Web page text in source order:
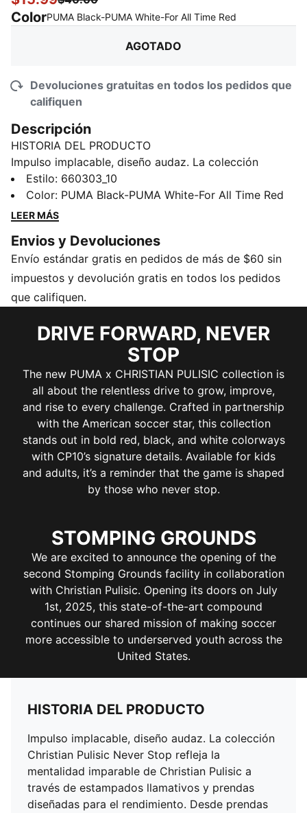
ColorPUMA Black-PUMA White-For All Time Red
AGOTADO
Devoluciones gratuitas en todos los pedidos que
califiquen
Descripción
HISTORIA DEL PRODUCTO
Impulso implacable, diseño audaz. La colección
Christian Pulisic Never Stop refleja la mentalidad
imparable de Christian Pulisic a través de estampados
llamativos y prendas diseñadas para el rendimiento.
de entrenamiento de alto rendimiento, cada pieza
combina estampados inspirados en el ADN con la
energía de un día de partido. Diseñada para moverse,
diseñada para superar límites. Al igual que Christian
Pulisic.
CARACTERÍSTICAS Y BENEFICIOS
dryCELL: Tecnología de alto rendimiento diseñada
para absorber la humedad del cuerpo y mantenerte
libre de sudor durante el ejercicio
Como parte del programa RE:FIBRE, esta prenda está
fabricada con al menos un 95 % de material reciclado
procedente de residuos textiles y otros materiales
usados.
DETALLES
Corte: Regular
Material principal: Tejido jacquard de doble vista
Bolsillos: Bolsillo lateral
Detalles de la marca conjunta Christian Pulisic y PUMA
Estilo: 660303_10
Color: PUMA Black-PUMA White-For All Time Red
LEER MÁS
Envios y Devoluciones
Envío estándar gratis en pedidos de más de $60 sin
impuestos y devolución gratis en todos los pedidos
que califiquen.
DRIVE FORWARD, NEVER
STOP
The new PUMA x CHRISTIAN PULISIC collection is
all about the relentless drive to grow, improve,
and rise to every challenge. Crafted in partnership
with the American soccer star, this collection
stands out in bold red, black, and white colorways
with CP10’s signature details. Available for kids
and adults, it’s a reminder that the game is shaped
by those who never stop.
STOMPING GROUNDS
We are excited to announce the opening of the
second Stomping Grounds facility in collaboration
with Christian Pulisic. Opening its doors on July
1st, 2025, this state-of-the-art compound
continues our shared mission of making soccer
more accessible to underserved youth across the
United States.
HISTORIA DEL PRODUCTO
Impulso implacable, diseño audaz. La colección
Christian Pulisic Never Stop refleja la
mentalidad imparable de Christian Pulisic a
través de estampados llamativos y prendas
diseñadas para el rendimiento. Desde prendas